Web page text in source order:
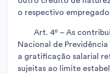
o respectivo
Art. 4º – As
Nacional de
a gratificação salarial
sujeitas ao limite